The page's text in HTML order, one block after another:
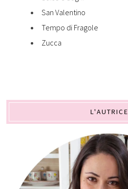
San Valentino
Tempo di Fragole
Zucca
L'AUTRICE